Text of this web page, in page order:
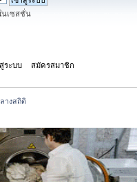
นเซสชั่น
ระบบ สมัครสมาชิก
างสถิติ